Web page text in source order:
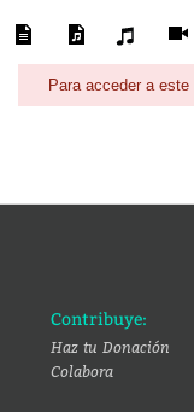
Para acceder a
Contribuye:
Haz tu Donación
Colabora